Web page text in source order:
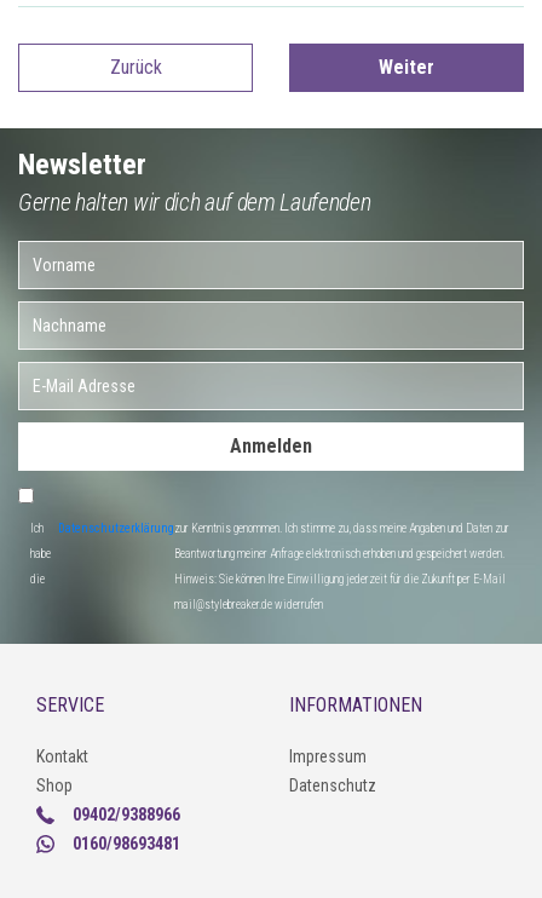
Zurück Weiter
Newsletter
Gerne halten wir dich auf dem Laufenden
Anmelden
Ich
habe
die
Datenschutzerklärungzur Kenntnis genommen. Ich stimme zu, dass meine Angaben und Daten zur
Beantwortung meiner Anfrage elektronisch erhoben und gespeichert werden.
Hinweis: Sie können Ihre Einwilligung jederzeit für die Zukunft per E-Mail
mail@stylebreaker.de widerrufen
SERVICE
Kontakt
Shop
09402/9388966
0160/98693481
INFORMATIONEN
Impressum
Datenschutz